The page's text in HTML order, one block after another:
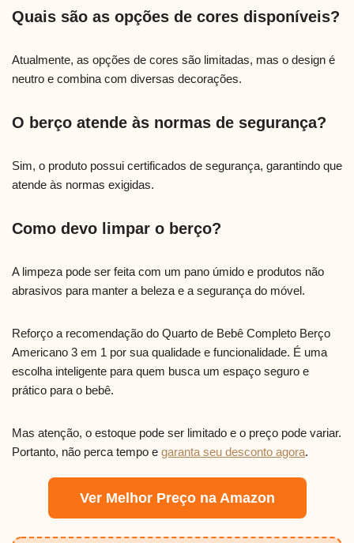
Quais são as opções de cores disponíveis?
Atualmente, as opções de cores são limitadas, mas o design é
neutro e combina com diversas decorações.
O berço atende às normas de segurança?
Sim, o produto possui certificados de segurança, garantindo que
atende às normas exigidas.
Como devo limpar o berço?
A limpeza pode ser feita com um pano úmido e produtos não
abrasivos para manter a beleza e a segurança do móvel.
Reforço a recomendação do Quarto de Bebê Completo Berço
Americano 3 em 1 por sua qualidade e funcionalidade. É uma
escolha inteligente para quem busca um espaço seguro e
prático para o bebê.
Mas atenção, o estoque pode ser limitado e o preço pode variar.
Portanto, não perca tempo e garanta seu desconto agora.
Ver Melhor Preço na Amazon